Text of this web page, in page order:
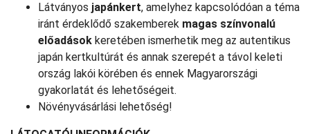
Látványos japánkert, amelyhez kapcsolódóan a téma
iránt érdeklődő szakemberek magas színvonalú
előadások keretében ismerhetik meg az autentikus
japán kertkultúrát és annak szerepét a távol keleti
ország lakói körében és ennek Magyarországi
gyakorlatát és lehetőségeit.
Növényvásárlási lehetőség!